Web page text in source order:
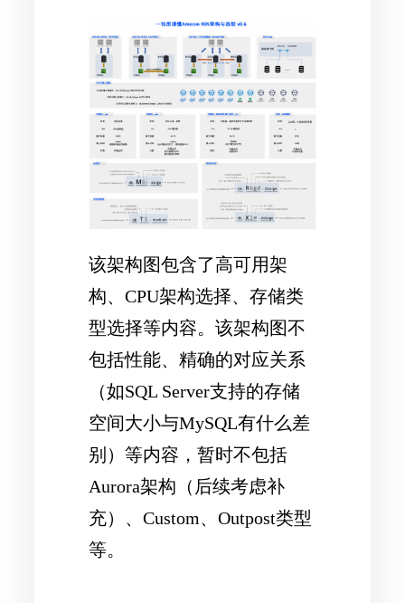
该架构图包含了高可用架
构、CPU架构选择、存储类
型选择等内容。该架构图不
包括性能、精确的对应关系
（如SQL Server支持的存储
空间大小与MySQL有什么差
别）等内容，暂时不包括
Aurora架构（后续考虑补
充）、Custom、Outpost类型
等。